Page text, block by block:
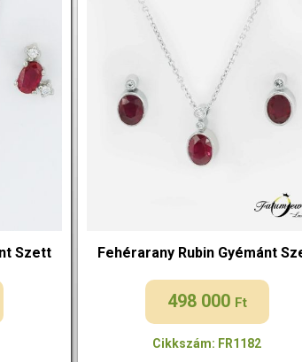
Szett Fehérarany Rubin Gyémánt
498 000 Ft
Cikkszám: FR1182